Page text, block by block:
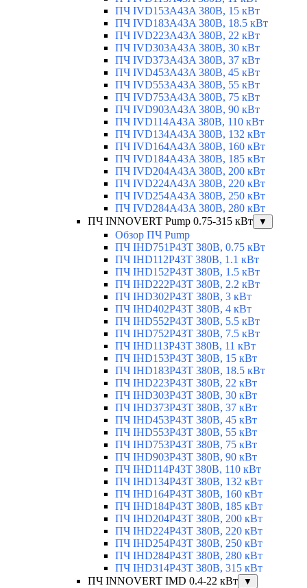
ПЧ IVD153A43A 380В, 15 кВт
ПЧ IVD183A43A 380В, 18.5 кВт
ПЧ IVD223A43A 380В, 22 кВт
ПЧ IVD303A43A 380В, 30 кВт
ПЧ IVD373A43A 380В, 37 кВт
ПЧ IVD453A43A 380В, 45 кВт
ПЧ IVD553A43A 380В, 55 кВт
ПЧ IVD753A43A 380В, 75 кВт
ПЧ IVD903A43A 380В, 90 кВт
ПЧ IVD114A43A 380В, 110 кВт
ПЧ IVD134A43A 380В, 132 кВт
ПЧ IVD164A43A 380В, 160 кВт
ПЧ IVD184A43A 380В, 185 кВт
ПЧ IVD204A43A 380В, 200 кВт
ПЧ IVD224A43A 380В, 220 кВт
ПЧ IVD254A43A 380В, 250 кВт
ПЧ IVD284A43A 380В, 280 кВт
ПЧ INNOVERT Pump 0.75-315 кВт
▼
Обзор ПЧ Pump
ПЧ IHD751P43T 380В, 0.75 кВт
ПЧ IHD112P43T 380В, 1.1 кВт
ПЧ IHD152P43T 380В, 1.5 кВт
ПЧ IHD222P43T 380В, 2.2 кВт
ПЧ IHD302P43T 380В, 3 кВт
ПЧ IHD402P43T 380В, 4 кВт
ПЧ IHD552P43T 380В, 5.5 кВт
ПЧ IHD752P43T 380В, 7.5 кВт
ПЧ IHD113P43T 380В, 11 кВт
ПЧ IHD153P43T 380В, 15 кВт
ПЧ IHD183P43T 380В, 18.5 кВт
ПЧ IHD223P43T 380В, 22 кВт
ПЧ IHD303P43T 380В, 30 кВт
ПЧ IHD373P43T 380В, 37 кВт
ПЧ IHD453P43T 380В, 45 кВт
ПЧ IHD553P43T 380В, 55 кВт
ПЧ IHD753P43T 380В, 75 кВт
ПЧ IHD903P43T 380В, 90 кВт
ПЧ IHD114P43T 380В, 110 кВт
ПЧ IHD134P43T 380В, 132 кВт
ПЧ IHD164P43T 380В, 160 кВт
ПЧ IHD184P43T 380В, 185 кВт
ПЧ IHD204P43T 380В, 200 кВт
ПЧ IHD224P43T 380В, 220 кВт
ПЧ IHD254P43T 380В, 250 кВт
ПЧ IHD284P43T 380В, 280 кВт
ПЧ IHD314P43T 380В, 315 кВт
ПЧ INNOVERT IMD 0.4-22 кВт
▼